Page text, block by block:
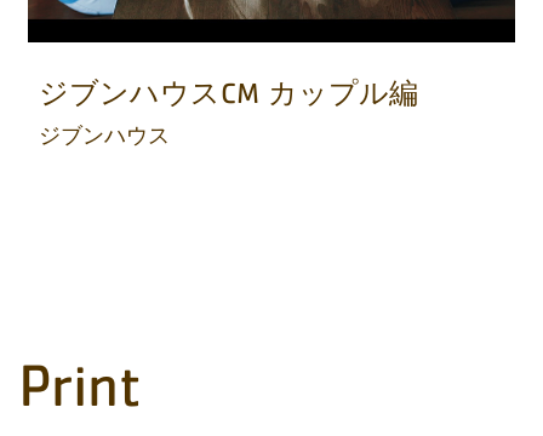
ジブンハウスCM カップル編
ジブンハウス
Print